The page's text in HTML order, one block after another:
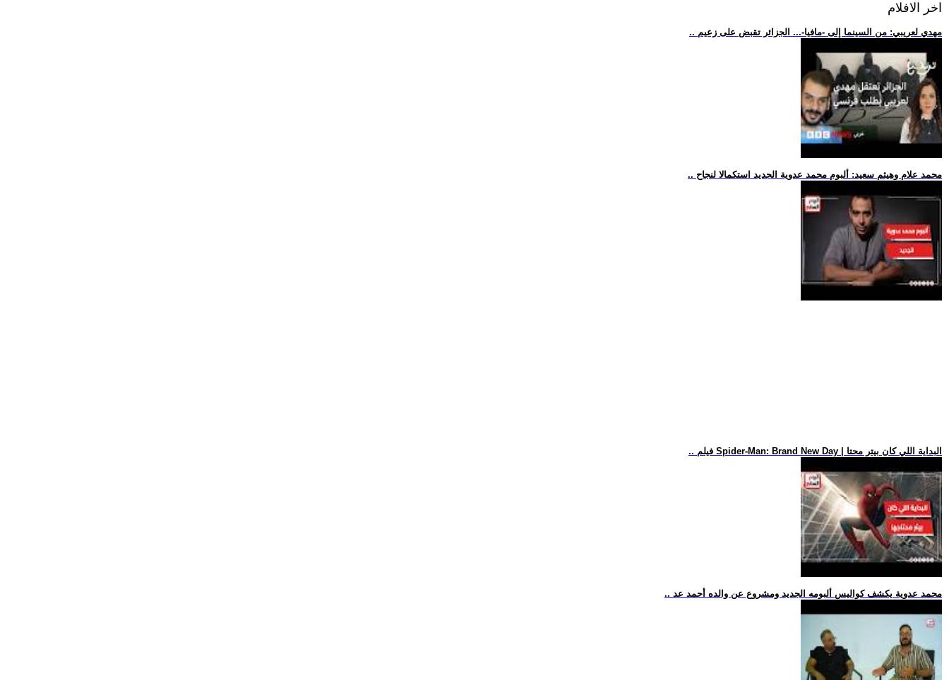
اخر الافلام
.. مهدي لعريبي: من السينما إلى -مافيا-... الجزائر تقبض على زعيم
.. محمد علام وهيثم سعيد: ألبوم محمد عدوية الجديد استكمالا لنجاح
.. فيلم Spider-Man: Brand New Day | البداية اللي كان بيتر محتا
.. محمد عدوية يكشف كواليس ألبومه الجديد ومشروع عن والده أحمد عد